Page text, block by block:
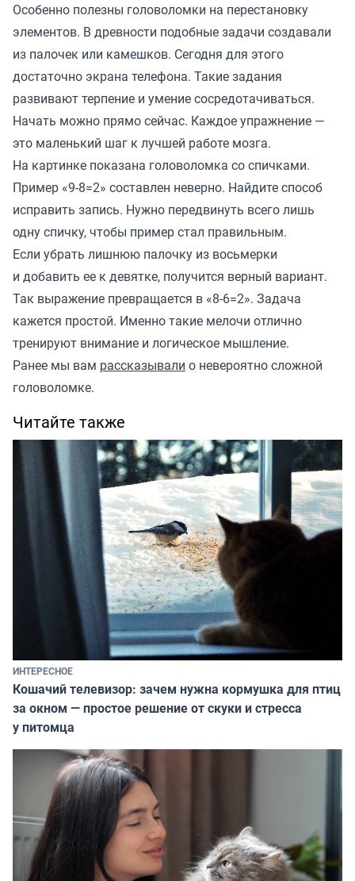
Особенно полезны головоломки на перестановку
элементов. В древности подобные задачи создавали
из палочек или камешков. Сегодня для этого
достаточно экрана телефона. Такие задания
развивают терпение и умение сосредотачиваться.
Начать можно прямо сейчас. Каждое упражнение —
это маленький шаг к лучшей работе мозга.
На картинке показана головоломка со спичками.
Пример «9-8=2» составлен неверно. Найдите способ
исправить запись. Нужно передвинуть всего лишь
одну спичку, чтобы пример стал правильным.
Если убрать лишнюю палочку из восьмерки
и добавить ее к девятке, получится верный вариант.
Так выражение превращается в «8-6=2». Задача
кажется простой. Именно такие мелочи отлично
тренируют внимание и логическое мышление.
Ранее мы вам рассказывали о невероятно сложной
головоломке.
Читайте также
ИНТЕРЕСНОЕ
Кошачий телевизор: зачем нужна кормушка для птиц
за окном — простое решение от скуки и стресса
у питомца